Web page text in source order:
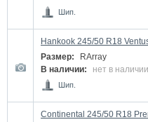
Шип.
Hankook 245/50 R18
Размер:
RArray
В наличии:
нет в наличии
Шип.
Continental 245/50 R18